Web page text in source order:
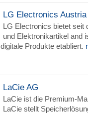
LG Electronics
LG Electronics bietet seit
und Elektronikartikel and
digitale Produkte etabliert.
LaCie AG
LaCie ist die Premium-
LaCie stellt